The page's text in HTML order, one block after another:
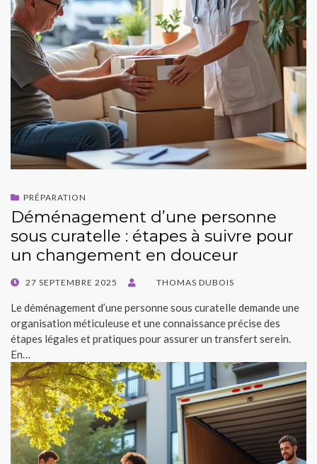
PRÉPARATION
Déménagement d’une personne
sous curatelle : étapes à suivre pour
un changement en douceur
POSTED
27 SEPTEMBRE 2025 THOMAS DUBOIS
Le déménagement d’une personne sous curatelle demande une
organisation méticuleuse et une connaissance précise des
étapes légales et pratiques pour assurer un transfert serein.
En…